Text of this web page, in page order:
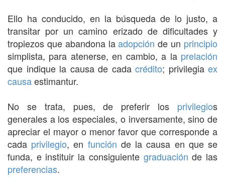
Ello ha conducido, en la búsqueda de lo justo, a
transitar por un camino erizado de dificultades y
tropiezos que abandona laadopción de un principio
simplista, para atenerse, en cambio, a la prelación
que indique la causa de cada crédito; privilegia ex
causaestimantur.
No se trata, pues, de preferir los privilegios
generales a los especiales, o inversamente, sino de
apreciar el mayor o menor favor que corresponde a
cada privilegio, en función de la causa en que se
funda, e instituir la consiguiente graduación de las
preferencias.